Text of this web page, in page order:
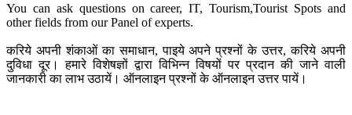
You can ask questions on career, IT, Tourism,Tourist Spots and
other fields from our Panel of experts.
करिये अपनी शंकाओं का समाधान, पाइये अपने प्रश्नों के उत्तर, करिये अपनी
दुविधा दूर। हमारे विशेषज्ञों द्वारा विभिन्न विषयों पर प्रदान की जाने वाली
जानकारी का लाभ उठायें। ऑनलाइन प्रश्नों के ऑनलाइन उत्तर पायें।